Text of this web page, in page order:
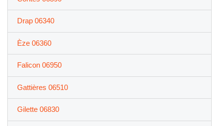
Drap 06340
Èze 06360
Falicon 06950
Gattières 06510
Gilette 06830